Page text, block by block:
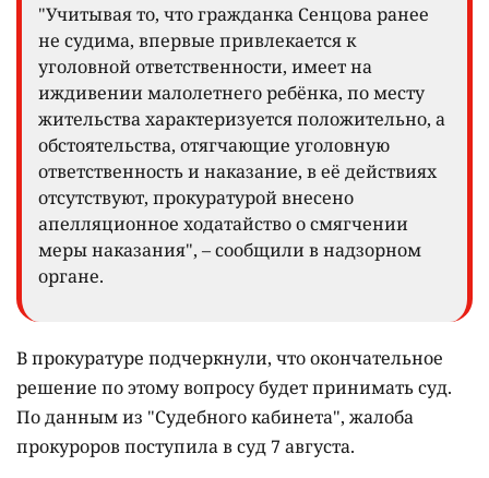
"Учитывая то, что гражданка Сенцова ранее
не судима, впервые привлекается к
уголовной ответственности, имеет на
иждивении малолетнего ребёнка, по месту
жительства характеризуется положительно, а
обстоятельства, отягчающие уголовную
ответственность и наказание, в её действиях
отсутствуют, прокуратурой внесено
апелляционное ходатайство о смягчении
меры наказания", – сообщили в надзорном
органе.
В прокуратуре подчеркнули, что окончательное
решение по этому вопросу будет принимать суд.
По данным из "Судебного кабинета", жалоба
прокуроров поступила в суд 7 августа.